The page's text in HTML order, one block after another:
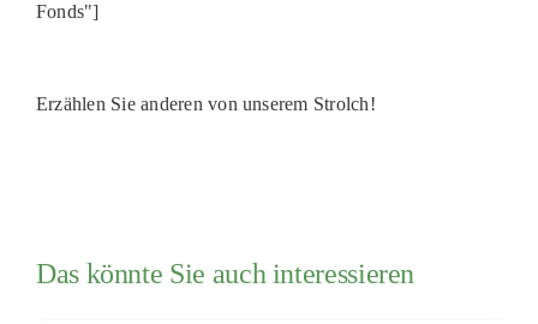
Fonds"]
Erzählen Sie anderen von unserem Strolch!
Das könnte Sie auch interessieren